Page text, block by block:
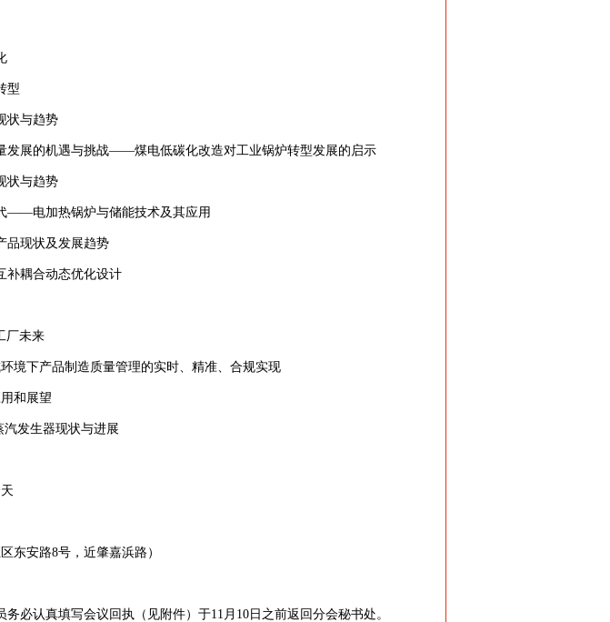
型
状与趋势
发展的机遇与挑战——煤电低碳化改造对工业锅炉转型发展的启示
状与趋势
——电加热锅炉与储能技术及其应用
品现状及发展趋势
补耦合动态优化设计
厂未来
境下产品制造质量管理的实时、精准、合规实现
和展望
发生器现状与进展
东安路8号，近肇嘉浜路）
必认真填写会议回执（见附件）于11月10日之前返回分会秘书处。